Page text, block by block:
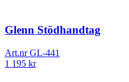
Glenn Stödhandtag
Art.nrGL-441
1 195 kr